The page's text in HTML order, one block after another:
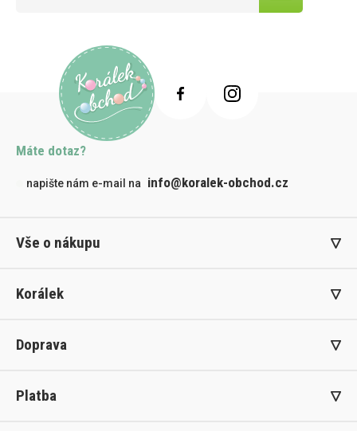
Máte dotaz?
napište nám e-mail na info@koralek-obchod.cz
Vše o nákupu
Korálek
Doprava
Platba